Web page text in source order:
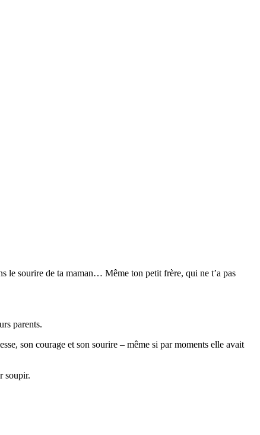
le sourire de ta maman… Même ton petit frère, qui ne t’a pas
parents.
son courage et son sourire – même si par moments elle avait
soupir.